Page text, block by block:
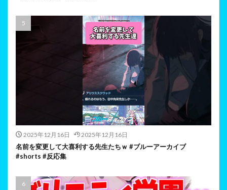
2025年12月16日 2025年12月16日
名前を変更して大喜利する先生たちｗ #ブルーアーカイブ
#shorts #反応集